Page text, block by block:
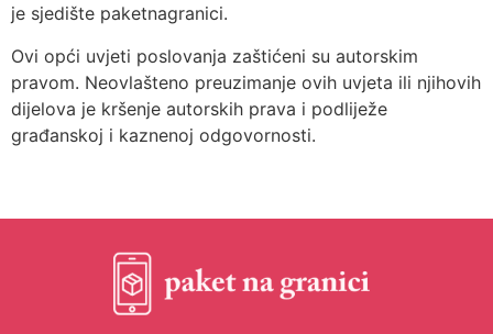
je sjedište paketnagranici.
Ovi opći uvjeti poslovanja zaštićeni su autorskim
pravom. Neovlašteno preuzimanje ovih uvjeta ili njihovih
dijelova je kršenje autorskih prava i podliježe
građanskoj i kaznenoj odgovornosti.